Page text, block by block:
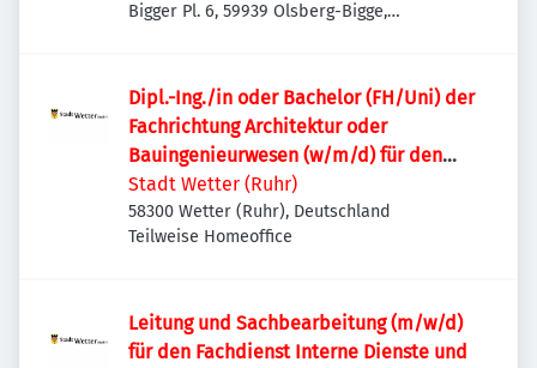
Bigger Pl. 6, 59939 Olsberg-Bigge,
Dipl.-Ing./in oder Bachelor (FH/Uni) der
Fachrichtung Architektur oder
Bauingenieurwesen (w/m/d) für den
Fachdienst Hochbau
Stadt Wetter (Ruhr)
58300 Wetter (Ruhr), Deutschland
Teilweise Homeoffice
Leitung und Sachbearbeitung (m/w/d)
für den Fachdienst Interne Dienste und